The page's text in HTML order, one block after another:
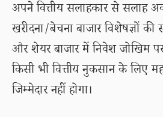
अपने वित्तीय सलाहकार से सलाह
खरीदना/बेचना बाजार विशेषज्ञों
और शेयर बाजार में निवेश जोखिम
किसी भी वित्तीय नुकसान के लिए
जिम्मेदार नहीं होगा।